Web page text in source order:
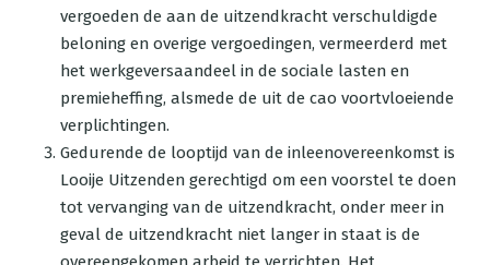
vergoeden de aan de uitzendkracht verschuldigde
beloning en overige vergoedingen, vermeerderd met
het werkgeversaandeel in de sociale lasten en
premieheffing, alsmede de uit de cao voortvloeiende
verplichtingen.
Gedurende de looptijd van de inleenovereenkomst is
Looije Uitzenden gerechtigd om een voorstel te doen
tot vervanging van de uitzendkracht, onder meer in
geval de uitzendkracht niet langer in staat is de